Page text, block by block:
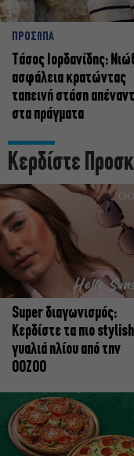
ΠΡΟΣΩΠΑ
Tάσος Ιορδανίδης:
ασφάλεια κρατώντας
ταπεινή στάση
στα πράγματα
Κερδίστε
Super διαγωνισμός:
Κερδίστε τα πιο stylish
γυαλιά ηλίου από την
OOZOO